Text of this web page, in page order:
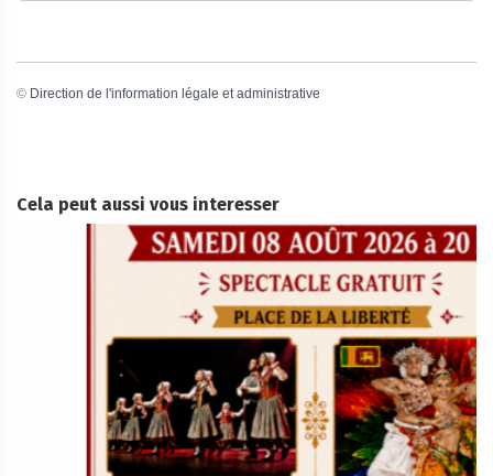
© Direction de l'information légale et administrative
Cela peut aussi vous interesser